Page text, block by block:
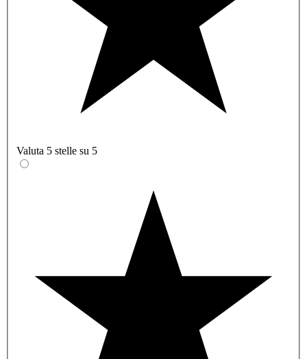
Valuta 5 stelle su 5